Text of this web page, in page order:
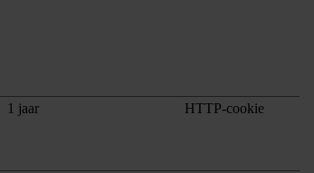
1 jaar HTTP-cookie